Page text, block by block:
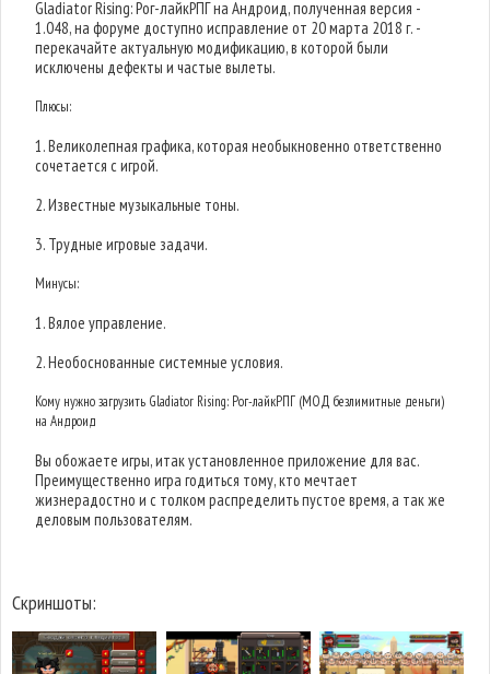
Gladiator Rising: Рог-лайкРПГ на Андроид, полученная версия -
1.048, на форуме доступно исправление от 20 марта 2018 г. -
перекачайте актуальную модификацию, в которой были
исключены дефекты и частые вылеты.
Плюсы:
1. Великолепная графика, которая необыкновенно ответственно
сочетается с игрой.
2. Известные музыкальные тоны.
3. Трудные игровые задачи.
Минусы:
1. Вялое управление.
2. Необоснованные системные условия.
Кому нужно загрузить Gladiator Rising: Рог-лайкРПГ (МОД безлимитные деньги)
на Андроид
Вы обожаете игры, итак установленное приложение для вас.
Преимущественно игра годиться тому, кто мечтает
жизнерадостно и с толком распределить пустое время, а так же
деловым пользователям.
Скриншоты: